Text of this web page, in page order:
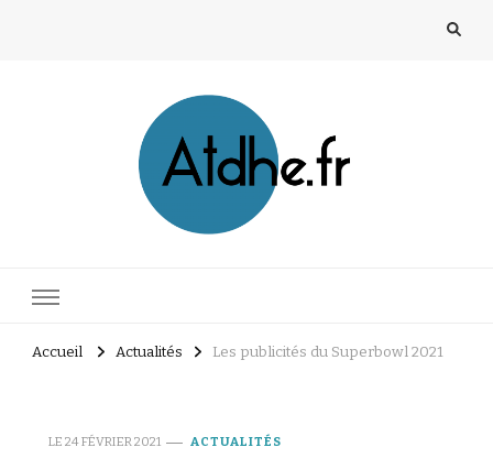
Accueil Actualités Les publicités du Superbowl 2021
LE 24 FÉVRIER 2021 ACTUALITÉS